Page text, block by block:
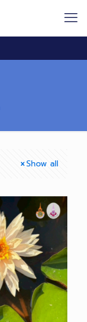
Show all